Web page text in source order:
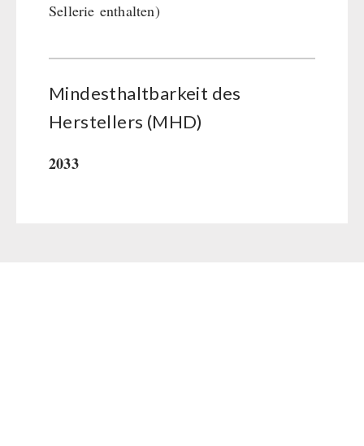
Sellerie enthalten)
Mindesthaltbarkeit des
Herstellers (MHD)
2033